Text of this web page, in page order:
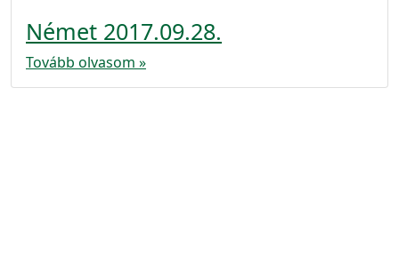
Német 2017.09.28.
Tovább olvasom »